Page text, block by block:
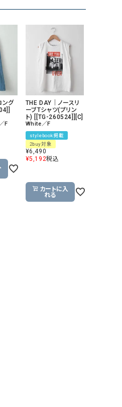
トライブ）
Lallia Mu（ラリア ムー）
mizuiro ind（ミズイロ イン
MICALLE MICALLE（ミカ
NATURAL LAUNDRY（ナチ
リー）
ORDINARY FITS（オーディ
ツ）
Osmosis（オズモシス）
PUMA（プーマ）
バースオー
Risley（リズレー）
ンガリー）
ー）
ゥーハリウ
ング
F
THE DAY｜ノースリ
ーブTシャツ(プリン
ト) [[TG-260524]][C]
White／F
stylebook掲載
2buy対象
¥6,490
¥5,192税込
カートに入
れる